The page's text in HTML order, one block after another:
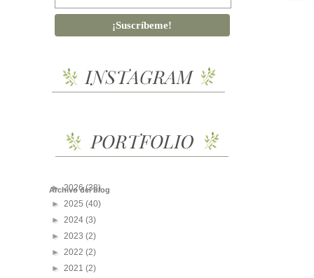
Archivo del blog
►2026(38)
► 2025 (40)
► 2024 (3)
► 2023 (2)
► 2022 (2)
► 2021 (2)